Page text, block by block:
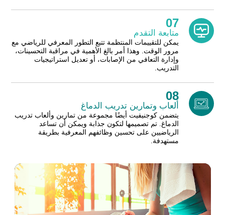
07
متابعة التقدم
يمكن للتقييمات المنتظمة تتبع التطور المعرفي للرياضي مع
مرور الوقت. وهذا أمر بالغ الأهمية في مراقبة التحسينات،
وإدارة التعافي من الإصابات، أو تعديل استراتيجيات
التدريب.
08
ألعاب وتمارين تدريب الدماغ
يتضمن كوجنيفيت أيضًا مجموعة من تمارين وألعاب تدريب
الدماغ. تم تصميمها لتكون جذابة ويمكن أن تساعد
الرياضيين على تحسين وظائفهم المعرفية بطريقة
مستهدفة.